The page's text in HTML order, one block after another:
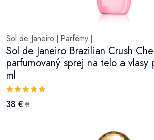
Sol de Janeiro Parfémy
Sol de Janeiro Brazilian Crush
parfumovaný sprej na telo a
ml
38 € €